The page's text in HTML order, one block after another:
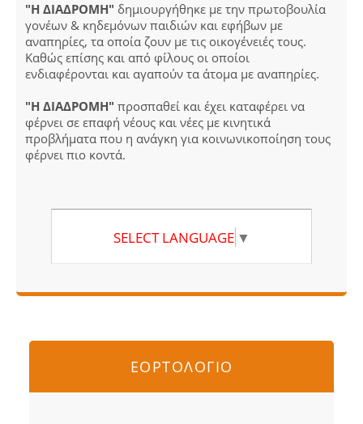
"Η ΔΙΑΔΡΟΜΗ" δημιουργήθηκε με την πρωτοβουλία
γονέων & κηδεμόνων παιδιών και εφήβων με
αναπηρίες, τα οποία ζουν με τις οικογένειές τους.
Καθώς επίσης και από φίλους οι οποίοι
ενδιαφέρονται και αγαπούν τα άτομα με αναπηρίες.
"Η ΔΙΑΔΡΟΜΗ" προσπαθεί και έχει καταφέρει να
φέρνει σε επαφή νέους και νέες με κινητικά
προβλήματα που η ανάγκη για κοινωνικοποίηση τους
φέρνει πιο κοντά.
SELECT LANGUAGE ▼
ΕΟΡΤΟΛΟΓΙΟ